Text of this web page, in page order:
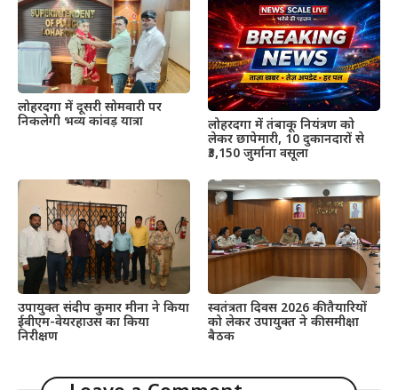
लोहरदगा में दूसरी सोमवारी पर
निकलेगी भव्य कांवड़ यात्रा
लोहरदगा में तंबाकू नियंत्रण को
लेकर छापेमारी, 10 दुकानदारों से
₹3,150 जुर्माना वसूला
उपायुक्त संदीप कुमार मीना ने किया
ईवीएम-वेयरहाउस का किया
निरीक्षण
स्वतंत्रता दिवस 2026 की तैयारियों
को लेकर उपायुक्त ने की समीक्षा
बैठक